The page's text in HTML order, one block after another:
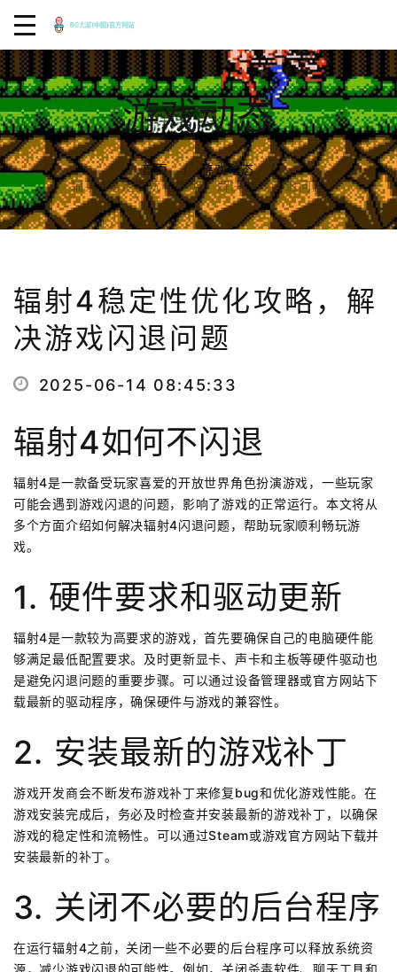
游戏动态
首页
游戏动态
辐射4稳定性优化攻略，解决游戏闪退问题
辐射4稳定性优化攻略，解
决游戏闪退问题
2025-06-14 08:45:33
辐射4如何不闪退
辐射4是一款备受玩家喜爱的开放世界角色扮演游戏，一些玩家
可能会遇到游戏闪退的问题，影响了游戏的正常运行。本文将从
多个方面介绍如何解决辐射4闪退问题，帮助玩家顺利畅玩游
戏。
1. 硬件要求和驱动更新
辐射4是一款较为高要求的游戏，首先要确保自己的电脑硬件能
够满足最低配置要求。及时更新显卡、声卡和主板等硬件驱动也
是避免闪退问题的重要步骤。可以通过设备管理器或官方网站下
载最新的驱动程序，确保硬件与游戏的兼容性。
2. 安装最新的游戏补丁
游戏开发商会不断发布游戏补丁来修复bug和优化游戏性能。在
游戏安装完成后，务必及时检查并安装最新的游戏补丁，以确保
游戏的稳定性和流畅性。可以通过Steam或游戏官方网站下载并
安装最新的补丁。
3. 关闭不必要的后台程序
在运行辐射4之前，关闭一些不必要的后台程序可以释放系统资
源，减少游戏闪退的可能性。例如，关闭杀毒软件、聊天工具和